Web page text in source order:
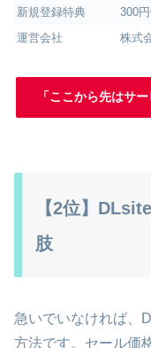
新規登録特典
300
運営会社
株式
「ここから先はサ
【2位】
肢
急いでいなければ、
方法です。セール価